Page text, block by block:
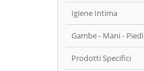
Igiene Intima
Gambe - Mani - Piedi
Prodotti Specifici